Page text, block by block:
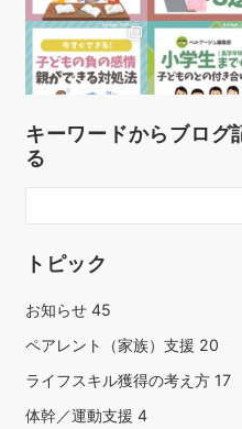
キーワードからブログ
る
トピック
お知らせ 45
ペアレント（家族）支援 20
ライフスキル獲得の考え方 17
体幹／運動支援 4